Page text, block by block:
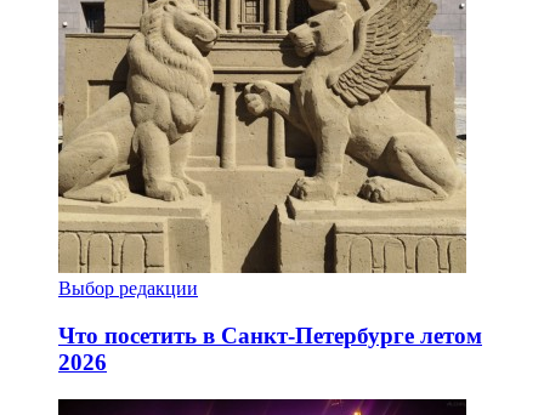
Выбор редакции
Что посетить в Санкт-Петербурге летом
2026